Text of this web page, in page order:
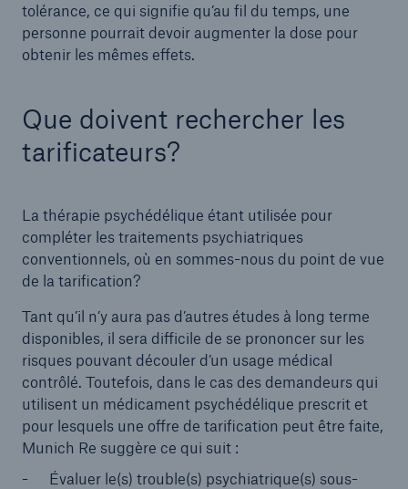
tolérance, ce qui signifie qu’au fil du temps, une
personne pourrait devoir augmenter la dose pour
obtenir les mêmes effets.
Que doivent rechercher les
tarificateurs?
La thérapie psychédélique étant utilisée pour
compléter les traitements psychiatriques
conventionnels, où en sommes-nous du point de vue
de la tarification?
Tant qu’il n’y aura pas d’autres études à long terme
disponibles, il sera difficile de se prononcer sur les
risques pouvant découler d’un usage médical
contrôlé. Toutefois, dans le cas des demandeurs qui
utilisent un médicament psychédélique prescrit et
pour lesquels une offre de tarification peut être faite,
Munich Re suggère ce qui suit :
Évaluer le(s) trouble(s) psychiatrique(s) sous-